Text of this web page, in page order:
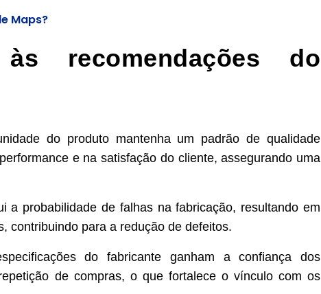
Maps?
recomendações do
do produto mantenha um padrão de qualidade
e na satisfação do cliente, assegurando uma
a probabilidade de falhas na fabricação, resultando em
contribuindo para a redução de defeitos.
do fabricante ganham a confiança dos
de compras, o que fortalece o vínculo com os